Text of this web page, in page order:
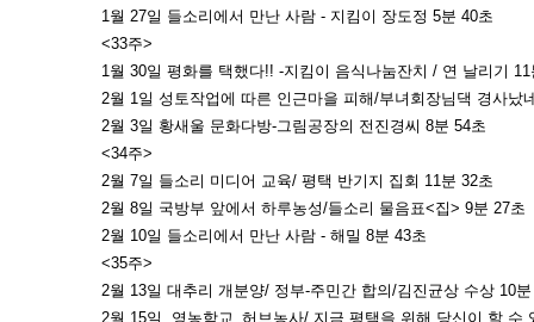
1월 27일 들소리에서 만난 사람 - 지킴이 장도정 5분 40초
<33주>
1월 30일 평화를 택했다!! -지킴이 음식나눔잔치 / 연 날리기 11
2월 1일 성토작업에 따른 인근마을 피해/부녀회장님댁 경사났
2월 3일 황새울 문화다방-그림공장의 전진경씨 8분 54초
<34주>
2월 7일 들소리 미디어 교육/ 평택 반기지 집회 11분 32초
2월 8일 국방부 앞에서 하루농성/들소리 물음표<집> 9분 27초
2월 10일 들소리에서 만난 사람 - 해밀 8분 43초
<35주>
2월 13일 대추리 개분양/ 정부-주민간 합의/김진균상 수상 10
2월 15일 영농학교_허브농사/ 지금 평택을 위해 당신이 할 수